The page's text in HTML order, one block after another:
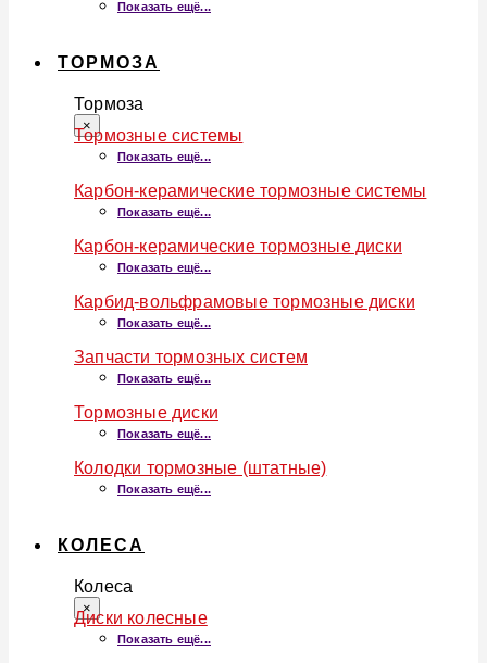
Показать ещё...
ТОРМОЗА
Тормоза
×
Тормозные системы
Показать ещё...
Карбон-керамические тормозные системы
Показать ещё...
Карбон-керамические тормозные диски
Показать ещё...
Карбид-вольфрамовые тормозные диски
Показать ещё...
Запчасти тормозных систем
Показать ещё...
Тормозные диски
Показать ещё...
Колодки тормозные (штатные)
Показать ещё...
КОЛЕСА
Колеса
×
Диски колесные
Показать ещё...